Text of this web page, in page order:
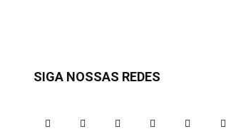
SIGA NOSSAS REDES